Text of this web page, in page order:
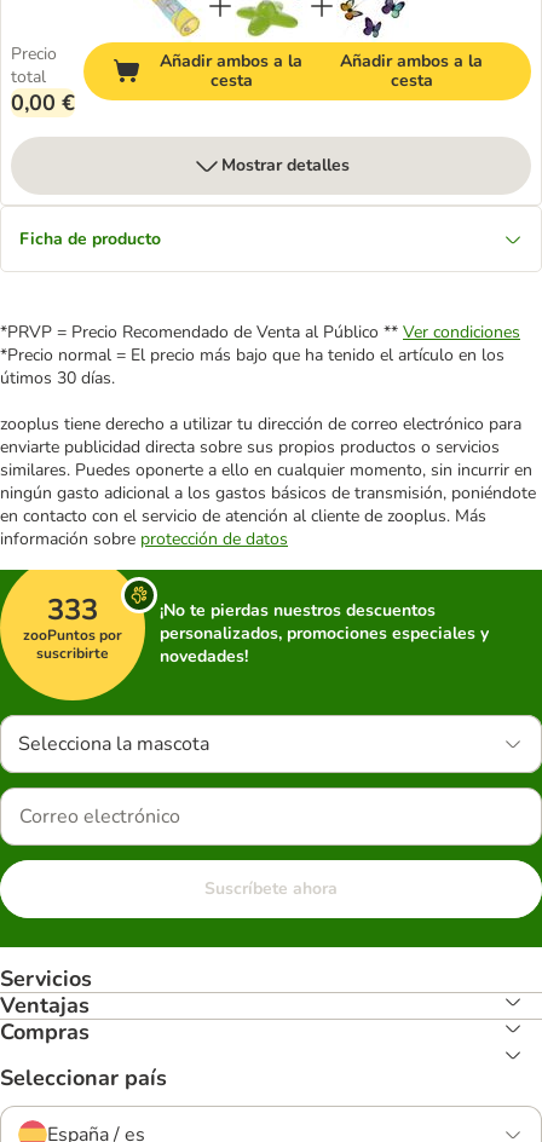
Precio
total
0,00 €
Añadir ambos a la
cesta
Añadir ambos a la
cesta
Mostrar detalles
Ficha de producto
*PRVP = Precio Recomendado de Venta al Público ** Ver condiciones
*Precio normal = El precio más bajo que ha tenido el artículo en los
útimos 30 días.
zooplus tiene derecho a utilizar tu dirección de correo electrónico para
enviarte publicidad directa sobre sus propios productos o servicios
similares. Puedes oponerte a ello en cualquier momento, sin incurrir en
ningún gasto adicional a los gastos básicos de transmisión, poniéndote
en contacto con el servicio de atención al cliente de zooplus. Más
información sobre protección de datos
333
zooPuntos por
suscribirte
¡No te pierdas nuestros descuentos
personalizados, promociones especiales y
novedades!
Selecciona la mascota
Suscríbete ahora
Servicios
Ventajas
Compras
Seleccionar país
España / es